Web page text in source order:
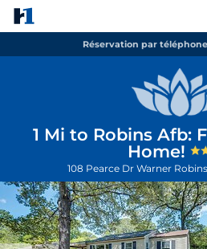
Réservation par
1 Mi to Robins Afb:
Home!
108 Pearce Dr Warner Robins